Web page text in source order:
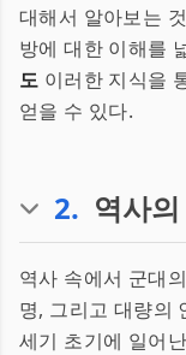
대해서 알아보는
방에 대한 이해를
도 이러한 지식을
얻을 수 있다.
2. 역사
역사 속에서 군대
명, 그리고 대량
세기 초기에 일어